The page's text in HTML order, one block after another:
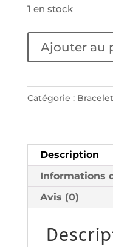
1 en stock
quantité
Flam
Noir/Or
Ajouter au
Catégorie :
Description
Informations
Avis (0)